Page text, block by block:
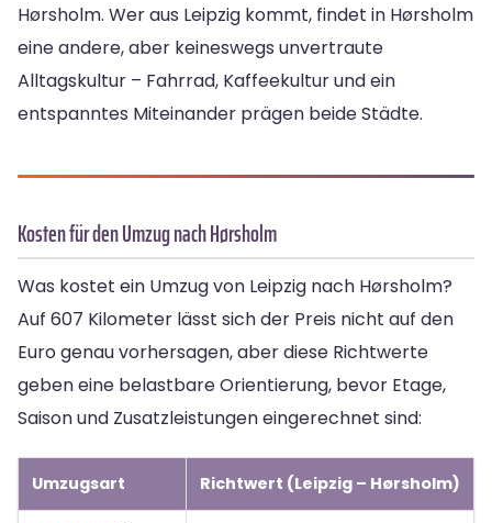
Hørsholm. Wer aus Leipzig kommt, findet in Hørsholm
eine andere, aber keineswegs unvertraute
Alltagskultur – Fahrrad, Kaffeekultur und ein
entspanntes Miteinander prägen beide Städte.
Kosten für den Umzug nach Hørsholm
Was kostet ein Umzug von Leipzig nach Hørsholm?
Auf 607 Kilometer lässt sich der Preis nicht auf den
Euro genau vorhersagen, aber diese Richtwerte
geben eine belastbare Orientierung, bevor Etage,
Saison und Zusatzleistungen eingerechnet sind:
Umzugsart Richtwert (Leipzig – Hørsholm)